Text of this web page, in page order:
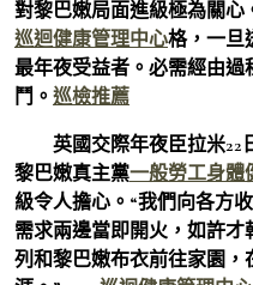
對黎巴嫩局面進級極為關
巡迴健康管理中心格，一旦
最年夜受益者。必需經由
鬥。 巡檢推薦
英國交際年夜臣拉米22
黎巴嫩真主黨一般勞工身體
級令人擔心。“我們向各方
需求兩邊當即開火，如許
列和黎巴嫩布衣前往家園